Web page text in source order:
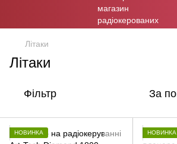
Літаки
Літаки
Фільтр За
НОВИНКА НОВИНКА